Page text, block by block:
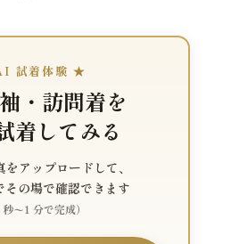
試着体験 ★
・訪問着を
着してみる
をアップロードして、
の場で確認できます
秒〜1 分で完成）